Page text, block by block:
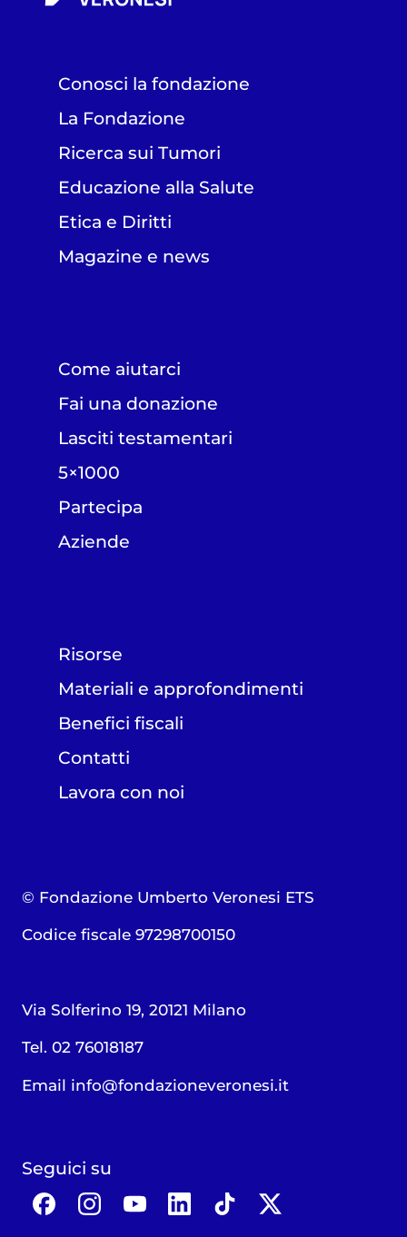
Conosci la fondazione
La Fondazione
Ricerca sui Tumori
Educazione alla Salute
Etica e Diritti
Magazine e news
Come aiutarci
Fai una donazione
Lasciti testamentari
5×1000
Partecipa
Aziende
Risorse
Materiali e approfondimenti
Benefici fiscali
Contatti
Lavora con noi
© Fondazione Umberto Veronesi ETS
Codice fiscale 97298700150
Via Solferino 19, 20121 Milano
Tel. 02 76018187
Email info@fondazioneveronesi.it
Seguici su